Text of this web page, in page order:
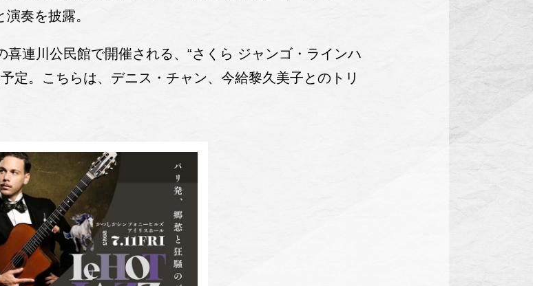
奏を披露。
連川公民館で開催される、“さくら ジャンゴ・ラインハ
定。こちらは、デニス・チャン、今給黎久美子とのトリ